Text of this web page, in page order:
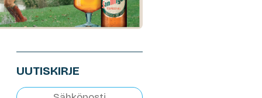
UUTISKIRJE